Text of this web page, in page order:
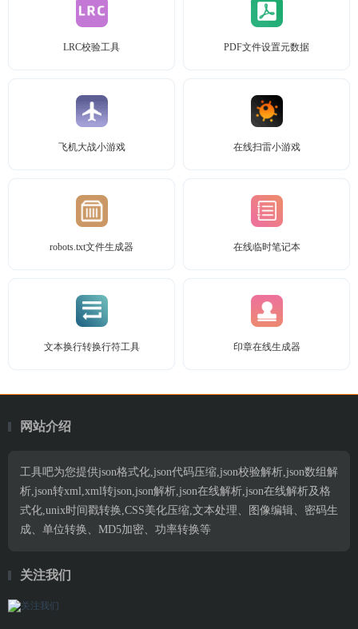
LRC校验工具 PDF文件设置元数据
飞机大战小游戏 在线扫雷小游戏
robots.txt文件生成器 在线临时笔记本
文本换行转换行符工具 印章在线生成器
网站介绍
工具吧为您提供json格式化,json代码压缩,json校验解析,json数组解
析,json转xml,xml转json,json解析,json在线解析,json在线解析及格
式化,unix时间戳转换,CSS美化压缩,文本处理、图像编辑、密码生
成、单位转换、MD5加密、功率转换等
关注我们